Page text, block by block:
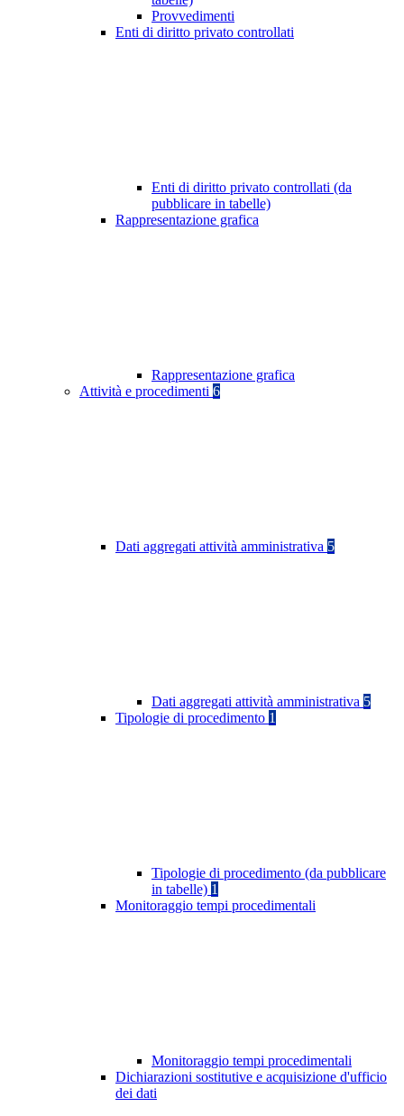
Provvedimenti
Enti di diritto privato controllati
Enti di diritto privato controllati (da
pubblicare in tabelle)
Rappresentazione grafica
Rappresentazione grafica
Attività e procedimenti 6
Dati aggregati attività amministrativa 5
Dati aggregati attività amministrativa 5
Tipologie di procedimento 1
Tipologie di procedimento (da pubblicare
in tabelle) 1
Monitoraggio tempi procedimentali
Monitoraggio tempi procedimentali
Dichiarazioni sostitutive e acquisizione d'ufficio
dei dati